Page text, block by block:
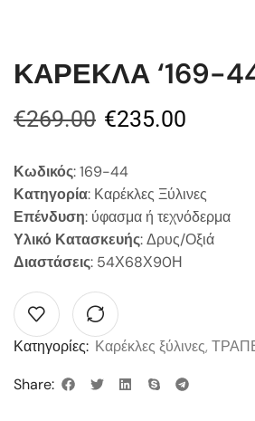
ΚΑΡΕΚΛΑ ‘169-
€269.00 €235.00
Κωδικός: 169-44
Κατηγορία: Καρέκλες Ξύλινες
Επένδυση: ύφασμα ή τεχνόδερμα
Υλικό Κατασκευής: Δρυς/Οξιά
Διαστάσεις: 54Χ68Χ90Η
Κατηγορίες: Καρέκλες ξύλινες,
Share: